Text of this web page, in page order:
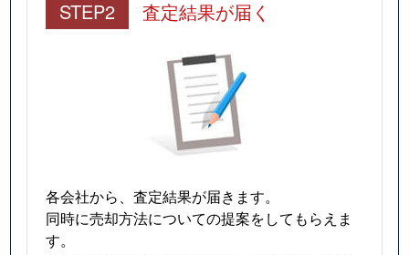
STEP2 査定結果が届く
各会社から、査定結果が届きます。
同時に売却方法についての提案をしてもらえま
す。